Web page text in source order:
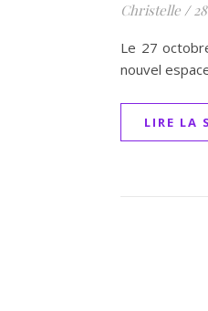
Christelle /
Le 27
nouvel
LIRE LA